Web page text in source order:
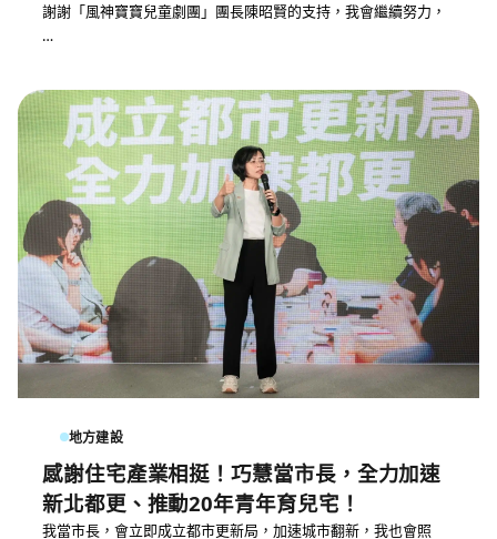
謝謝「風神寶寶兒童劇團」團長陳昭賢的支持，我會繼續努力，
…
地方建設
感謝住宅產業相挺！巧慧當市長，全力加速
新北都更、推動20年青年育兒宅！
我當市長，會立即成立都市更新局，加速城市翻新，我也會照